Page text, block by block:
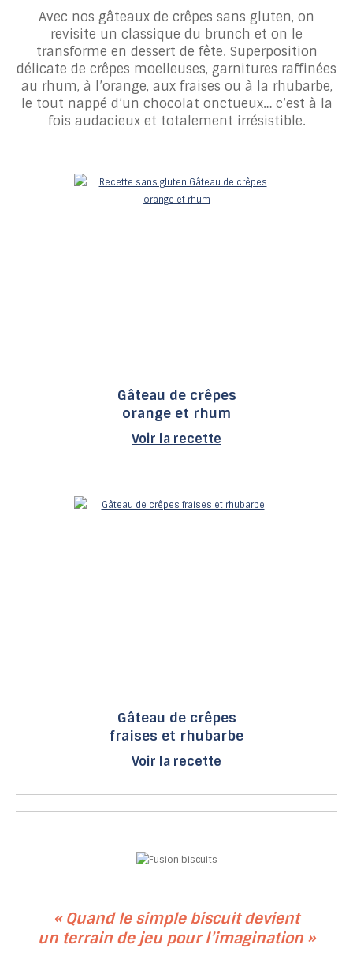
Avec nos gâteaux de crêpes sans gluten, on
revisite un classique du brunch et on le
transforme en dessert de fête. Superposition
délicate de crêpes moelleuses, garnitures raffinées
au rhum, à l’orange, aux fraises ou à la rhubarbe,
le tout nappé d’un chocolat onctueux… c’est à la
fois audacieux et totalement irrésistible.
Gâteau de crêpes
orange et rhum
Voir la recette
Gâteau de crêpes
fraises et rhubarbe
Voir la recette
« Quand le simple biscuit devient
un terrain de jeu pour l’imagination »